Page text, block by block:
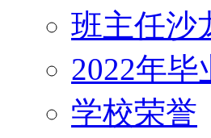
班主任沙
2022年
学校荣誉